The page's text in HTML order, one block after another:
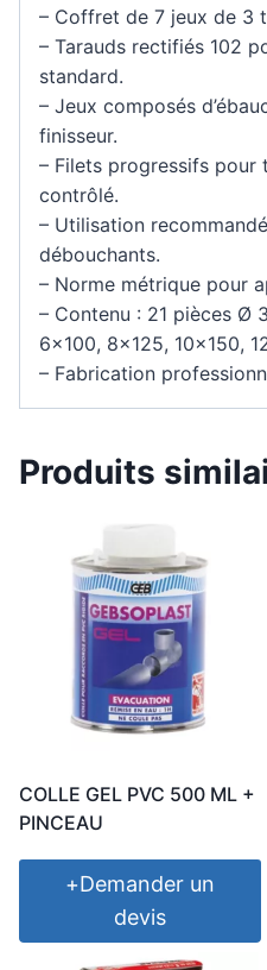
– Coffret de 7 jeux de 3
– Tarauds rectifiés 102
standard.
– Jeux composés
finisseur.
– Filets progressifs pour
contrôlé.
– Utilisation
débouchants.
– Norme métrique pour
– Contenu : 21 pièces Ø
6×100, 8×125, 10×150,
– Fabrication
Produits
COLLE GEL PVC 500 ML +
PINCEAU
+Demander un
devis